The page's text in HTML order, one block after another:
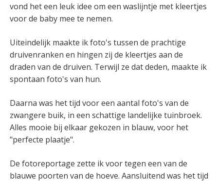
vond het een leuk idee om een waslijntje met kleertjes
voor de baby mee te nemen.
Uiteindelijk maakte ik foto's tussen de prachtige
druivenranken en hingen zij de kleertjes aan de
draden van de druiven. Terwijl ze dat deden, maakte ik
spontaan foto's van hun.
Daarna was het tijd voor een aantal foto's van de
zwangere buik, in een schattige landelijke tuinbroek.
Alles mooie bij elkaar gekozen in blauw, voor het
"perfecte plaatje".
De fotoreportage zette ik voor tegen een van de
blauwe poorten van de hoeve. Aansluitend was het tijd